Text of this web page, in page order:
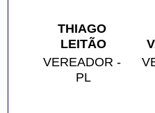
THIAGO
LEITÃO
VEREADOR -
PL